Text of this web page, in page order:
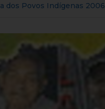
dos Povos Indígenas 2006